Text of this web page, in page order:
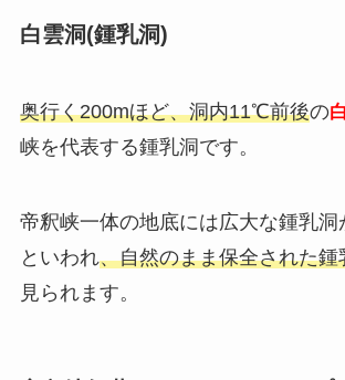
白雲洞(鍾乳洞)
奥行く200mほど、洞内11℃前後の
峡を代表する鍾乳洞です。
帝釈峡一体の地底には広大な鍾乳洞
といわれ、自然のまま保全された鍾
見られます。